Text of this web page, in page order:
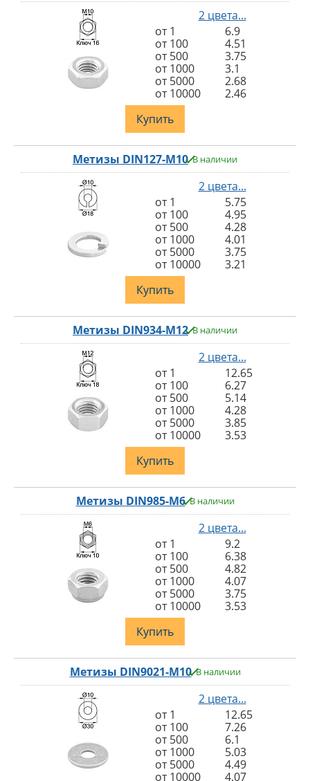
2 цвета...
от 1
6.9
от 100
4.51
от 500
3.75
от 1000
3.1
от 5000
2.68
от 10000
2.46
Купить
Метизы DIN127-M10 В наличии
2 цвета...
от 1
5.75
от 100
4.95
от 500
4.28
от 1000
4.01
от 5000
3.75
от 10000
3.21
Купить
Метизы DIN934-M12 В наличии
2 цвета...
от 1
12.65
от 100
6.27
от 500
5.14
от 1000
4.28
от 5000
3.85
от 10000
3.53
Купить
Метизы DIN985-M6 В наличии
2 цвета...
от 1
9.2
от 100
6.38
от 500
4.82
от 1000
4.07
от 5000
3.75
от 10000
3.53
Купить
Метизы DIN9021-M10 В наличии
2 цвета...
от 1
12.65
от 100
7.26
от 500
6.1
от 1000
5.03
от 5000
4.49
от 10000
4.07